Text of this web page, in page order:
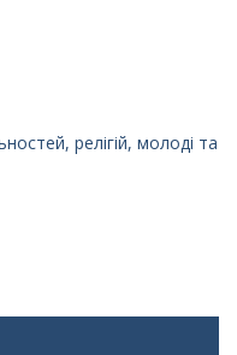
релігій, молоді та